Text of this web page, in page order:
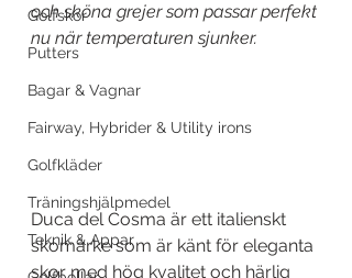
Golfskor
Putters
Bagar & Vagnar
Fairway, Hybrider & Utility irons
Golfkläder
Träningshjälpmedel
Teknik & Appar
och sköna grejer som passar perfekt
nu när temperaturen sjunker.
Duca del Cosma är ett italienskt
skomärke som är känt för eleganta
skor med hög kvalitet och härlig